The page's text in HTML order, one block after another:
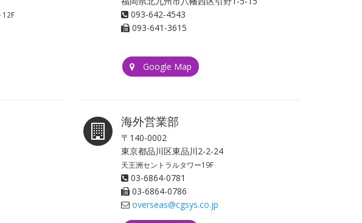
12F
093-642-4543
093-641-3615
Google Map
海外営業部
〒140-0002
東京都品川区東品川2-2-24
天王洲セントラルタワー19F
03-6864-0781
03-6864-0786
overseas@cgsys.co.jp